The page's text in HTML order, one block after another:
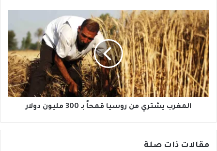
المغرب
يشتري
من
روسيا
قمحاً
بـ
300
مليون
دولار
المغرب يشتري من روسيا قمحاً بـ 300 مليون دولار
مقالات ذات صلة